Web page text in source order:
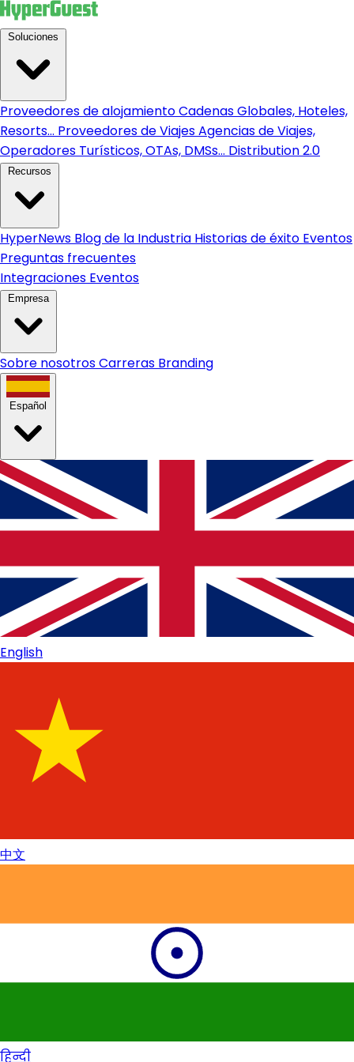
Proveedores de alojamientoCadenas Globales, Hoteles,
Resorts... Proveedores de ViajesAgencias de Viajes,
Operadores Turísticos, OTAs, DMSs... Distribution 2.0
HyperNews Blog de la Industria Historias de éxito Eventos
Preguntas frecuentes
Integraciones Eventos
Empresa
Sobre nosotrosCarreras Branding
Español
English
中文
हिन्दी